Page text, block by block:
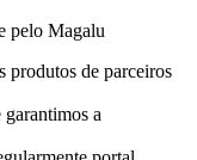
pelo Magalu
produtos de parceiros
a